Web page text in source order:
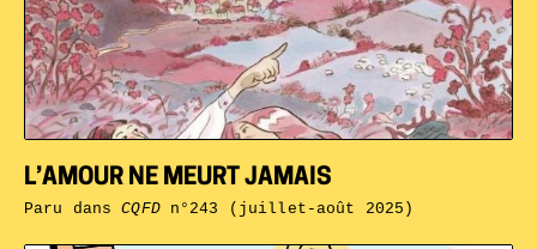
L’AMOUR NE MEURT JAMAIS
Paru dansCQFDn°243 (juillet-août 2025)